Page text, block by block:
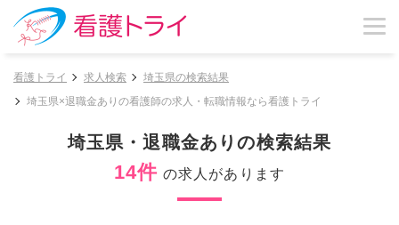
看護トライ 求人検索
埼玉県の検索結果
埼玉県×退職金ありの看護師の求人・転職情報なら看護トライ
埼玉県・退職金ありの検索結果
14件 の求人があります